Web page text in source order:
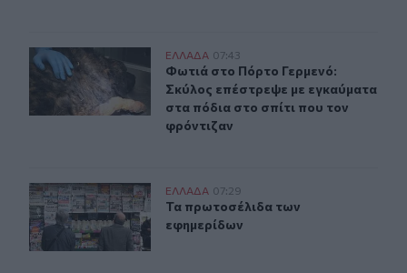
Φωτιά στο Πόρτο Γερμενό: Σκύλος επέστρεψε με
ΕΛΛAΔΑ 07:43
Φωτιά στο Πόρτο Γερμενό: Σκύλος
Φωτιά στο Πόρτο Γερμενό:
Σκύλος επέστρεψε με εγκαύματα
στα πόδια στο σπίτι που τον
φρόντιζαν
Τα πρωτοσέλιδα των εφημερίδων
ΕΛΛAΔΑ 07:29
Τα πρωτοσέλιδα των εφημερίδων
Τα πρωτοσέλιδα των
εφημερίδων